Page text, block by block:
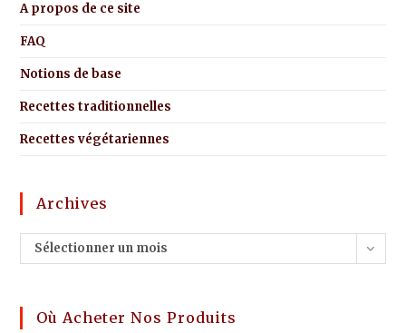
A propos de ce site
FAQ
Notions de base
Recettes traditionnelles
Recettes végétariennes
Archives
Sélectionner un mois
Où Acheter Nos Produits